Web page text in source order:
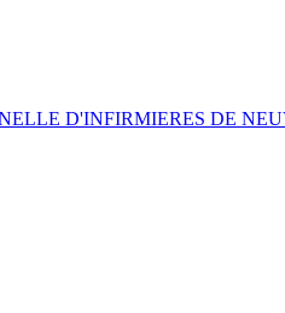
D'INFIRMIERES DE